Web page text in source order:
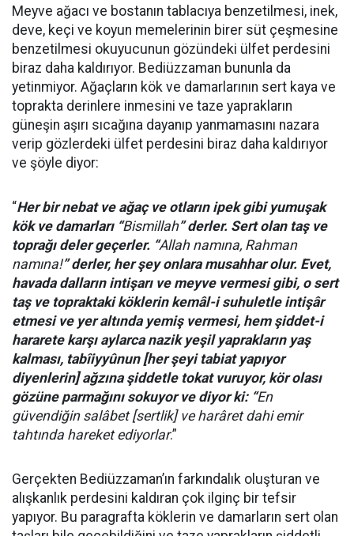
Meyve ağacı ve bostanın tablacıya benzetilmesi, inek,
deve, keçi ve koyun memelerinin birer süt çeşmesine
benzetilmesi okuyucunun gözündeki ülfet perdesini
biraz daha kaldırıyor. Bediüzzaman bununla da
yetinmiyor. Ağaçların kök ve damarlarının sert kaya ve
toprakta derinlere inmesini ve taze yaprakların
güneşin aşırı sıcağına dayanıp yanmamasını nazara
verip gözlerdeki ülfet perdesini biraz daha kaldırıyor
ve şöyle diyor:
“Her bir nebat ve ağaç ve otların ipek gibi yumuşak
kök ve damarları “Bismillah” derler. Sert olan taş ve
toprağı deler geçerler. “Allah namına, Rahman
namına!” derler, her şey onlara musahhar olur. Evet,
havada dalların intişarı ve meyve vermesi gibi, o sert
taş ve topraktaki köklerin kemâl-i suhuletle intişâr
etmesi ve yer altında yemiş vermesi, hem şiddet-i
hararete karşı aylarca nazik yeşil yaprakların yaş
kalması, tabîiyyûnun [her şeyi tabiat yapıyor
diyenlerin] ağzına şiddetle tokat vuruyor, kör olası
gözüne parmağını sokuyor ve diyor ki: “En
güvendiğin salâbet [sertlik] ve harâret dahi emir
tahtında hareket ediyorlar.”
Gerçekten Bediüzzaman’ın farkındalık oluşturan ve
alışkanlık perdesini kaldıran çok ilginç bir tefsir
yapıyor. Bu paragrafta köklerin ve damarların sert olan